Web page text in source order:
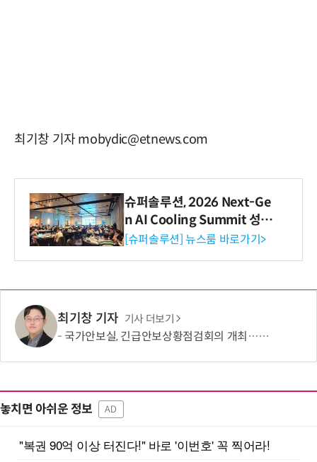
최기창 기자 mobydic@etnews.com
슈퍼솔루션, 2026 Next-Ge
n AI Cooling Summit 성황
리 성료
[슈퍼솔루션] 뉴스룸 바로가기>
최기창 기자 기사 더보기
국가안보실, 긴급안보상황점검회의 개최…北 탄도미사일 관련
놓치면 아쉬운 정보 AD